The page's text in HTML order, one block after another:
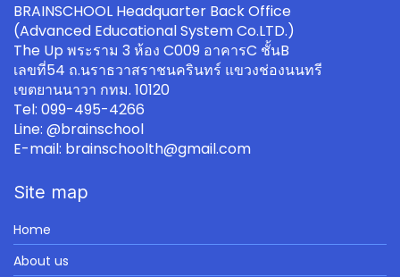
BRAINSCHOOL Headquarter Back Office
(Advanced Educational System Co.LTD.)
The Up พระราม 3 ห้อง C009 อาคารC ชั้นB
เลขที่54 ถ.นราธวาสราชนครินทร์ แขวงช่องนนทรี
เขตยานนาวา กทม. 10120
Tel: 099-495-4266
Line: @brainschool
E-mail: brainschoolth@gmail.com
Site map
Home
About us